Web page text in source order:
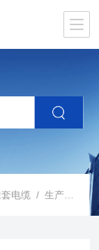
电缆 / 生产基地MCPT煤矿采煤机电缆MCPT1.9/3.3KV电缆